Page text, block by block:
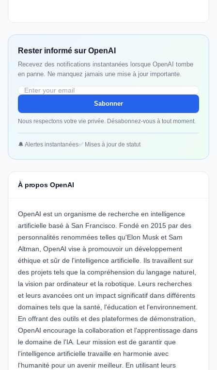
Rester informé sur OpenAI
Recevez des notifications instantanées lorsque OpenAI tombe
en panne. Ne manquez jamais une mise à jour importante.
Sabonner
Nous respectons votre vie privée. Désabonnez-vous à tout moment.
🔔 Alertes instantanées✅ Mises à jour de statut
À propos OpenAI
OpenAI est un organisme de recherche en intelligence
artificielle basé à San Francisco. Fondé en 2015 par des
personnalités renommées telles qu'Elon Musk et Sam
Altman, OpenAI vise à promouvoir un développement
éthique et sûr de l'intelligence artificielle. Ils travaillent sur
des projets tels que la compréhension du langage naturel,
la vision par ordinateur et la robotique. Leurs recherches
et leurs avancées ont un impact significatif dans différents
domaines tels que la santé, l'éducation et l'environnement.
En offrant des outils et des plateformes de démonstration,
OpenAI encourage la collaboration et l'apprentissage dans
le domaine de l'IA. Leur mission est de garantir que
l'intelligence artificielle travaille en harmonie avec
l'humanité pour un avenir meilleur. En utilisant leurs